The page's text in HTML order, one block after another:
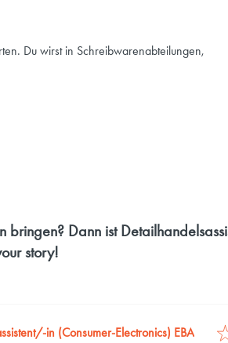
Du wirst in Schreibwarenabteilungen,
Dann ist
story!
in (Consumer-Electronics) EBA